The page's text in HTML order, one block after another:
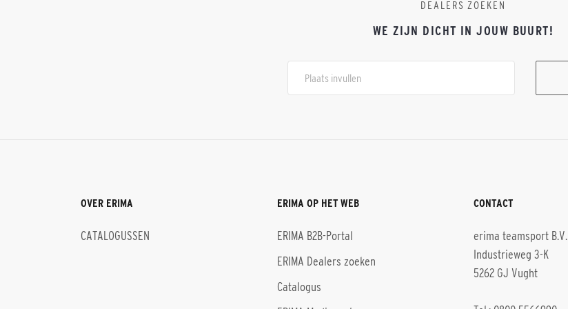
DEALERS ZOEKEN
WE ZIJN DICHT IN JOUW BUURT!
OVER ERIMA
CATALOGUSSEN
ERIMA OP HET WEB
ERIMA B2B-Portal
ERIMA Dealers zoeken
Catalogus
CONTACT
erima teamsport B.V.
Industrieweg 3-K
5262 GJ Vught